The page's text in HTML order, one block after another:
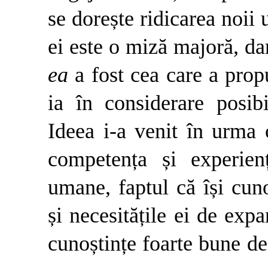
se dorește ridicarea noii
ei este o miză majoră,
ea a fost cea care a
ia în considerare
Ideea i-a venit în urma
competența și
umane, faptul că își
și necesitățile ei de
cunoștințe foarte bune